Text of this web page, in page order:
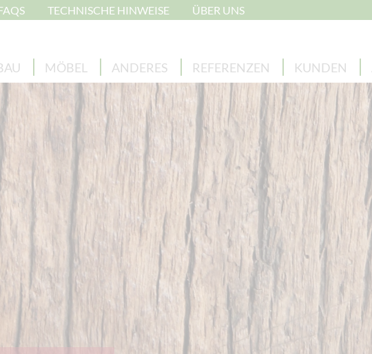
TECHNISCHE HINWEISE ÜBER UNS
MÖBEL ANDERES REFERENZEN KUNDEN